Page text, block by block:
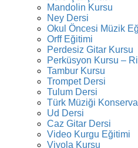
Mandolin Kursu
Ney Dersi
Okul Öncesi Müzik
Orff Eğitimi
Perdesiz Gitar Kursu
Perküsyon Kursu –
Tambur Kursu
Trompet Dersi
Tulum Dersi
Türk Müziği
Ud Dersi
Caz Gitar Dersi
Video Kurgu Eğitimi
Viyola Kursu